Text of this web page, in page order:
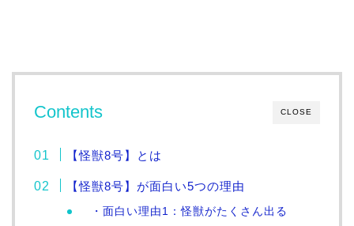
CLOSE
Contents
【怪獣8号】とは
【怪獣8号】が面白い5つの理由
・面白い理由1：怪獣がたくさん出る